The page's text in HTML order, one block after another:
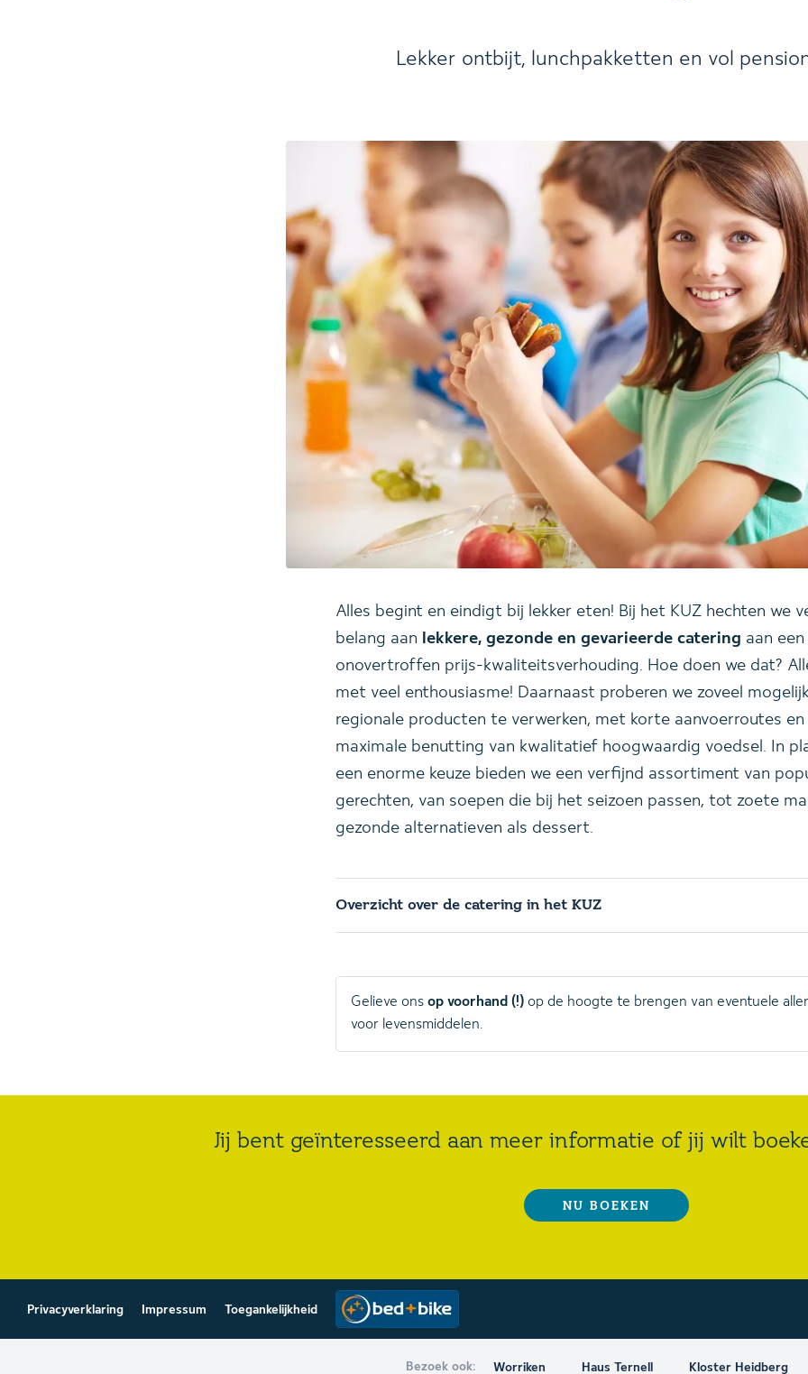
Lekker ontbijt, lunchpakketten en vol
Alles begint en eindigt bij lekker eten! Bij het KUZ hechten we
belang aan
lekkere, gezonde en gevarieerde catering aan een
onovertroffen prijs-kwaliteitsverhouding. Hoe doen we dat?
met veel enthousiasme! Daarnaast proberen we zoveel
regionale producten te verwerken, met korte aanvoerroutes en
maximale benutting van kwalitatief hoogwaardig voedsel. In
een enorme keuze bieden we een verfijnd assortiment van
gerechten, van soepen die bij het seizoen passen, tot zoete
gezonde alternatieven als dessert.
Overzicht over de catering in het KUZ
Gelieve ons op voorhand (!) op de hoogte te brengen van eventuele
voor levensmiddelen.
Jij bent geïnteresseerd aan meer informatie of jij wilt
NU BOEKEN
Privacyverklaring Impressum Toegankelijkheid
Bezoek ook: Worriken Haus Ternell Kloster Heidberg